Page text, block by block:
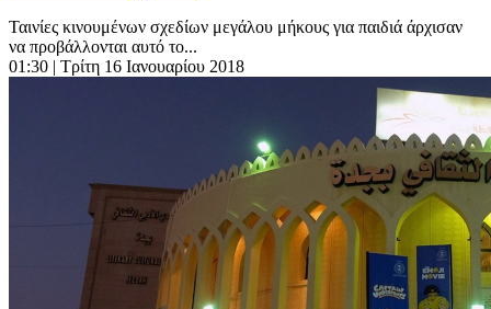
Ταινίες κινουμένων σχεδίων μεγάλου μήκους για παιδιά άρχισαν
να προβάλλονται αυτό το...
01:30 | Τρίτη 16 Ιανουαρίου 2018